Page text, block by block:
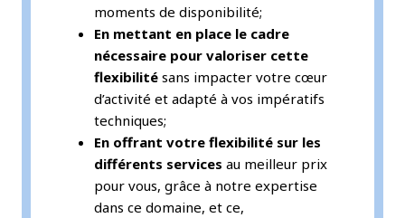
moments de disponibilité;
En mettant en place le cadre
nécessaire pour valoriser cette
flexibilité sans impacter votre cœur
d’activité et adapté à vos impératifs
techniques;
En offrant votre flexibilité sur les
différents services au meilleur prix
pour vous, grâce à notre expertise
dans ce domaine, et ce,